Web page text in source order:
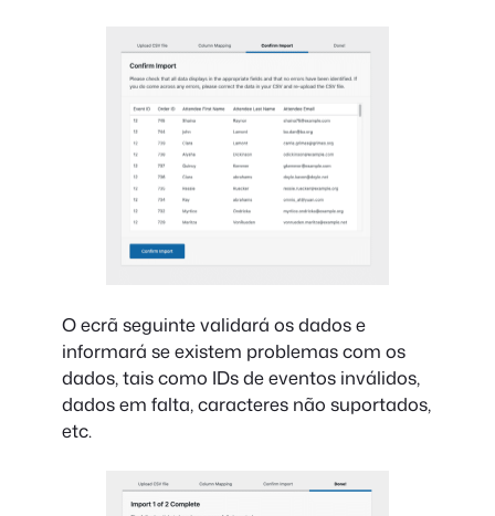
O ecrã seguinte validará os dados e
informará se existem problemas com os
dados, tais como IDs de eventos inválidos,
dados em falta, caracteres não suportados,
etc.